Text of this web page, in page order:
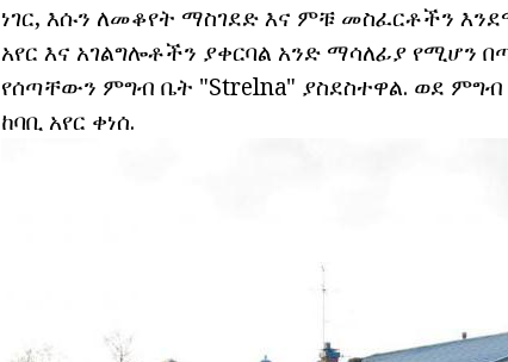
ነገር, እሱን ለመቆየት ማስገደድ እና ምቹ መስፈርቶችን
አየር እና አገልግሎቶችን ያቀርባል አንድ ማሳለፊያ የሚሆን
የሰጣቸውን ምግብ ቤት "Strelna" ያስደስተዋል. ወደ ምግብ
ከባቢ አየር ቀነሰ.